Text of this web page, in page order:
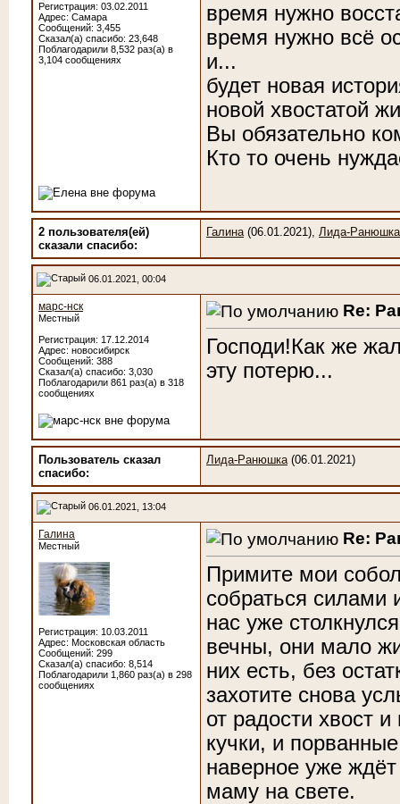
Регистрация: 03.02.2011
Адрес: Самара
Сообщений: 3,455
Сказал(а) спасибо: 23,648
Поблагодарили 8,532 раз(а) в
3,104 сообщениях
время нужно
время нужно всё
и...
будет новая
новой хвостатой
Вы обязательно
Кто то очень
2 пользователя(ей)
сказали cпасибо:
Галина(06.01.2021), Лида-Ранюшка
06.01.2021, 00:04
марс-нск
Местный
Регистрация: 17.12.2014
Адрес: новосибирск
Сообщений: 388
Сказал(а) спасибо: 3,030
Поблагодарили 861 раз(а) в 318
сообщениях
Re:
Господи!Как же
эту потерю...
Пользователь сказал
cпасибо:
Лида-Ранюшка(06.01.2021)
06.01.2021, 13:04
Галина
Местный
Регистрация: 10.03.2011
Адрес: Московская область
Сообщений: 299
Сказал(а) спасибо: 8,514
Поблагодарили 1,860 раз(а) в 298
сообщениях
Re:
Примите мои
собраться силами
нас уже
вечны, они мало
них есть, без
захотите снова
от радости хвост
кучки, и
наверное уже
маму на свете.